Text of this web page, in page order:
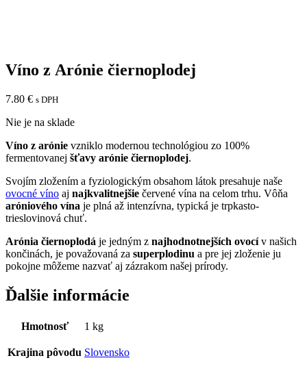
Víno z Arónie čiernoplodej
7.80 € s DPH
Nie je na sklade
Víno z arónie vzniklo modernou technológiou zo 100%
fermentovanej šťavy arónie čiernoplodej.
Svojím zložením a fyziologickým obsahom látok presahuje naše
ovocné víno aj najkvalitnejšie červené vína na celom trhu. Vôňa
aróniového vína je plná až intenzívna, typická je trpkasto-
trieslovinová chuť.
Arónia čiernoplodá je jedným z najhodnotnejších ovocív našich
končinách, je považovaná za superplodinu a pre jej zloženie ju
pokojne môžeme nazvať aj zázrakom našej prírody.
Ďalšie informácie
Hmotnosť 1 kg
Krajina pôvodu Slovensko